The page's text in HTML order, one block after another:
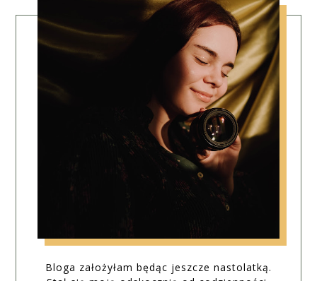
Bloga założyłam będąc jeszcze nastolatką.